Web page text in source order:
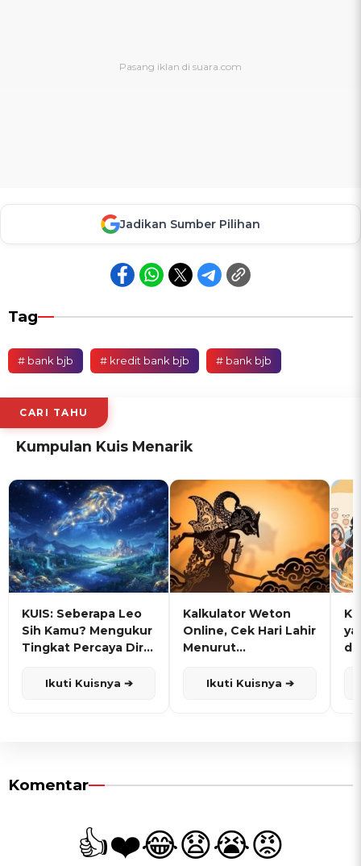
Jadikan Sumber Pilihan
Tag
# bank bjb # kredit bank bjb # bank bjb
CARI TAHU
Kumpulan Kuis Menarik
KUIS: Seberapa Leo
Sih Kamu? Mengukur
Tingkat Percaya Diri
Ikuti Kuisnya ➔
Kalkulator Weton
Online, Cek Hari Lahir
Menurut
Ikuti Kuisnya ➔
Komentar
👍❤️😂😧😭😡